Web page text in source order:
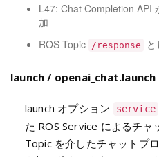
L47: Chat Completion API
加
ROS Topic
/response
launch / openai_chat.launch
launch オプション service
た ROS Service によるチャ
Topic を介したチャットプ